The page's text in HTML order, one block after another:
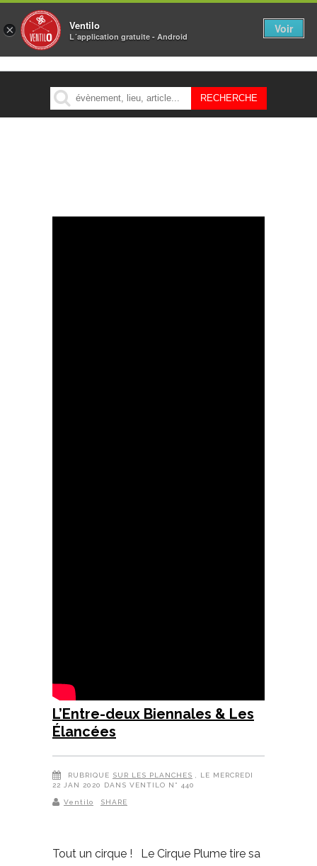
MENU
L’Entre-deux Biennales & Les
Élancées
RUBRIQUE SUR LES PLANCHES
, LE MERCREDI
22 JAN 2020 DANS VENTILO N° 440
Ventilo SHARE
Tout un cirque ! Le Cirque Plume tire sa
× Ventilo
L´application gratuite - Android
Voir